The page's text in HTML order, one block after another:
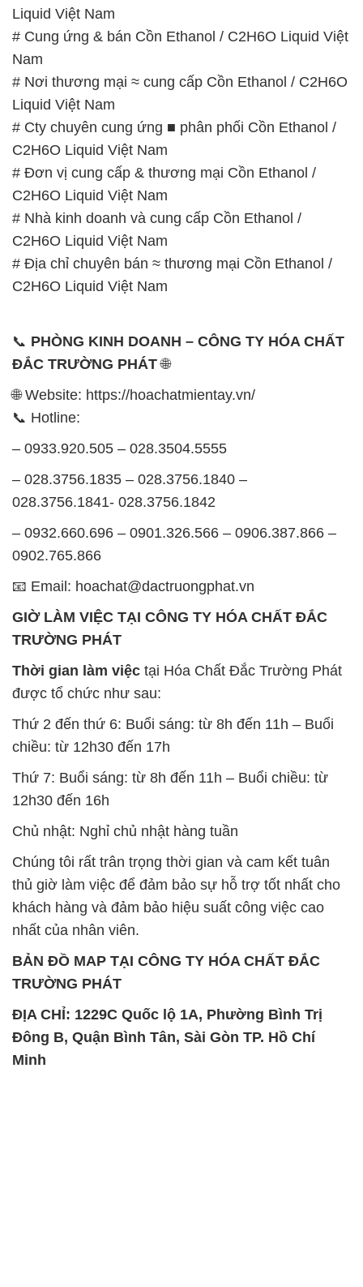
Liquid Việt Nam
# Cung ứng & bán Cồn Ethanol / C2H6O Liquid Việt
Nam
# Nơi thương mại ≈ cung cấp Cồn Ethanol / C2H6O
Liquid Việt Nam
# Cty chuyên cung ứng ■ phân phối Cồn Ethanol /
C2H6O Liquid Việt Nam
# Đơn vị cung cấp & thương mại Cồn Ethanol /
C2H6O Liquid Việt Nam
# Nhà kinh doanh và cung cấp Cồn Ethanol /
C2H6O Liquid Việt Nam
# Địa chỉ chuyên bán ≈ thương mại Cồn Ethanol /
C2H6O Liquid Việt Nam
📞 PHÒNG KINH DOANH – CÔNG TY HÓA CHẤT
ĐẮC TRƯỜNG PHÁT🌐
🌐 Website: https://hoachatmientay.vn/
📞 Hotline:
– 0933.920.505 – 028.3504.5555
– 028.3756.1835 – 028.3756.1840 –
028.3756.1841- 028.3756.1842
– 0932.660.696 – 0901.326.566 – 0906.387.866 –
0902.765.866
📧 Email: hoachat@dactruongphat.vn
GIỜ LÀM VIỆC TẠI CÔNG TY HÓA CHẤT ĐẮC
TRƯỜNG PHÁT
Thời gian làm việc tại Hóa Chất Đắc Trường Phát
được tổ chức như sau:
Thứ 2 đến thứ 6: Buổi sáng: từ 8h đến 11h – Buổi
chiều: từ 12h30 đến 17h
Thứ 7: Buổi sáng: từ 8h đến 11h – Buổi chiều: từ
12h30 đến 16h
Chủ nhật: Nghỉ chủ nhật hàng tuần
Chúng tôi rất trân trọng thời gian và cam kết tuân
thủ giờ làm việc để đảm bảo sự hỗ trợ tốt nhất cho
khách hàng và đảm bảo hiệu suất công việc cao
nhất của nhân viên.
BẢN ĐỒ MAP TẠI CÔNG TY HÓA CHẤT ĐẮC
TRƯỜNG PHÁT
ĐỊA CHỈ: 1229C Quốc lộ 1A, Phường Bình Trị
Đông B, Quận Bình Tân, Sài Gòn TP. Hồ Chí
Minh